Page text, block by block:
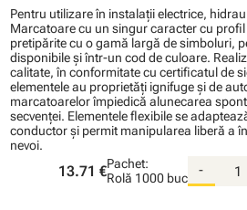
Pentru utilizare în instalaţii electrice,
Marcatoare cu un singur caracter cu
pretipărite cu o gamă largă de simboluri,
disponibile şi într-un cod de culoare.
calitate, în conformitate cu certificatul de
elementele au proprietăţi ignifuge şi de
marcatoarelor împiedică alunecarea
secvenţei. Elementele flexibile se
conductor şi permit manipularea liberă a
nevoi.
13.71 €Pachet:
Rolă 1000 buc
-